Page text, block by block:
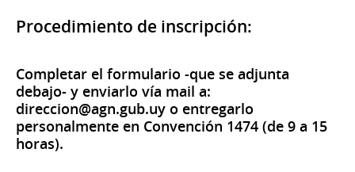
Procedimiento de inscripción:
Completar el formulario -que se adjunta
debajo- y enviarlo vía mail a:
direccion@agn.gub.uy o entregarlo
personalmente en Convención 1474 (de 9 a 15
horas).